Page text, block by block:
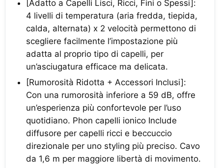
[Adatto a Capelli Lisci, Ricci, Fini o Spessi]:
4 livelli di temperatura (aria fredda, tiepida,
calda, alternata) x 2 velocità permettono di
scegliere facilmente l’impostazione più
adatta al proprio tipo di capelli, per
un’asciugatura efficace ma delicata.
[Rumorosità Ridotta + Accessori Inclusi]:
Con una rumorosità inferiore a 59 dB, offre
un’esperienza più confortevole per l’uso
quotidiano. Phon capelli ionico Include
diffusore per capelli ricci e beccuccio
direzionale per uno styling più preciso. Cavo
da 1,6 m per maggiore libertà di movimento.